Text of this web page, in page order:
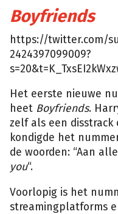
Boyfriends
https://twitter.com/
2424397099009?
Het eerste nieuwe
heet Boyfriends.
zelf als een disstrack
kondigde het
de woorden: “Aan
you“.
Voorlopig is het
streamingplatforms